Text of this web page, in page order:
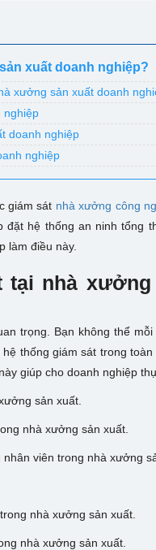
xuất doanh nghiệp?
xưởng sản xuất doanh
nghiệp
doanh nghiệp
nghiệp
giám sát nhà xưởng công
hệ thống an ninh tổng
làm điều này.
tại nhà
trọng. Bạn không thể
thống giám sát trong
giúp cho doanh nghiệp
sản xuất.
nhà xưởng sản xuất.
viên trong nhà xưởng
nhà xưởng sản xuất.
nhà xưởng sản xuất.